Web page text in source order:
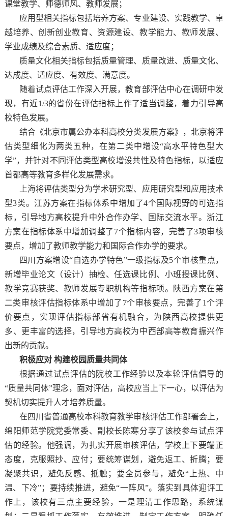
课堂教学、师德师风、教师发展；
应用型相关指标包括培养方案、专业建设、实践教学、卓
越培养、创新创业教育、资源建设、教学能力、教师发展、
学业成绩及综合素质、适应度；
质量文化相关指标包括质量管理、质量改进、质量文化、
达成度、适应度、有效度、满意度。
随着试点评估工作深入开展，教育部评估中心在调研中发
现，有近1/3的省份在评估指标上作了适当调整，着力引导高
校特色发展。
结合《北京市属公办本科高校分类发展方案》，北京将评
估类型细化为两类五种，在第二类中增设“高水平特色型大
学”，并针对不同评估类型高校增设共性及特色指标，以适应
首都高等教育多样化发展需求。
上海将评估类型分为学术研究型、应用研究型和应用技术
型3类。江苏方案在指标体系中增加了4个国际视野的可选指
标，引导地方高校提升中外合作办学、国际交流水平。浙江
方案在指标体系中增加调整了7个指标内容，完善了3项审核
要点，增加了教师教学能力和国际合作办学的要求。
四川方案增设“自选办学特色”一级指标及5个审核重点，
新增毕业论文（设计）抽检、任选课比例、小班授课比例、
教学竞赛获奖、教师发展专职机构等指标项。陕西方案在第
二类审核评估指标体系中增加了7个审核要点，完善了1个评
价要点，实现评估指标部省有机融合，为陕西高校提供更
多、更丰富的选择，引导地方高校为中西部高等教育振兴作
出新的贡献。
积极应对 构建校园质量共同体
根据通过试点评估的院校工作经验以及本轮评估倡导的
“质量共同体”理念，面对评估，高校应当上下一心，以评估为
契机切实提升人才培养质量。
在四川省普通高校本科教育教学审核评估工作部署会上，
绵阳师范学院党委常委、副校长陈寒分享了该校参与试点评
估的经验。他强调，为扎实开展审核评估，学校上下要端正
态度，克服照抄、应付；要统筹谋划，避免返工、折腾；要
凝聚共识，避免反感、抵触；要全员参与，避免“上热、中
温、下冷”；要持续推进，避免“一阵风”。落实到具体迎评工
作上，该校有三点主要经验，一是理清工作思路，系统谋